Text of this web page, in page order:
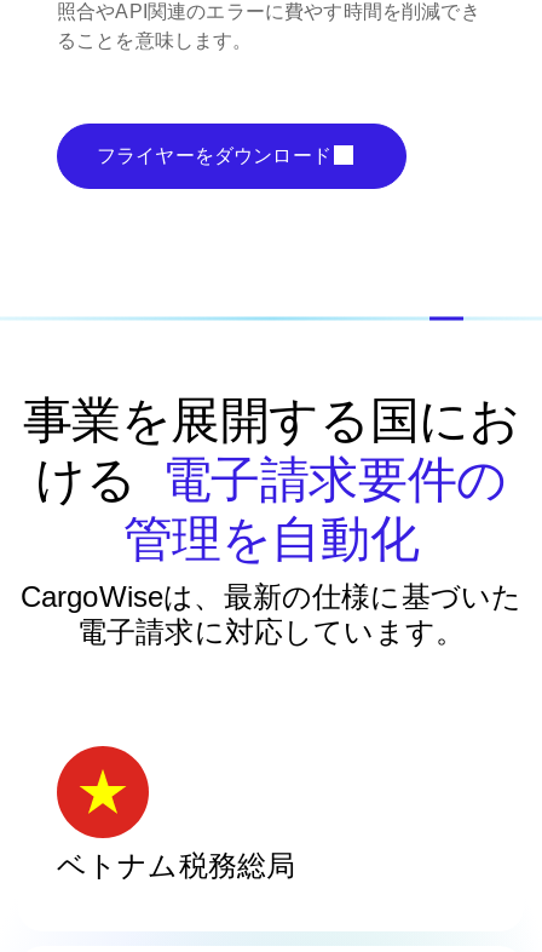
照合やAPI関連のエラーに費やす時間を削減でき
ることを意味します。
フライヤーをダウンロード
事業を展開する国にお
ける
電子請求要件の
管理を自動化
CargoWiseは、最新の仕様に基づいた
電子請求に対応しています。
ベトナム税務総局